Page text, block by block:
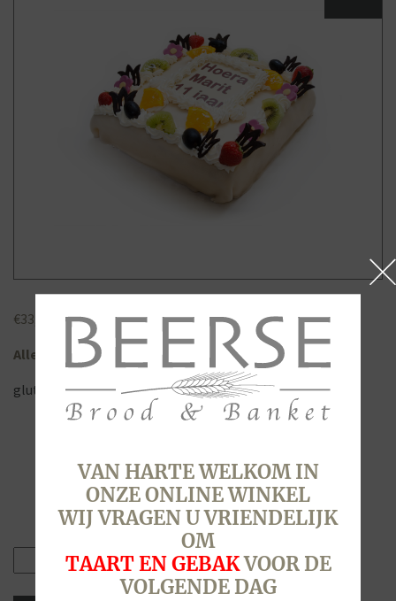
€33,10
Allergenen
gluten, ei, lactose, noten (amandelen), soja
Chipolatataart,
12
VAN HARTE WELKOM IN
ONZE ONLINE WINKEL
WIJ VRAGEN U VRIENDELIJK
OM
TAART EN GEBAKVOOR DE
VOLGENDE DAG